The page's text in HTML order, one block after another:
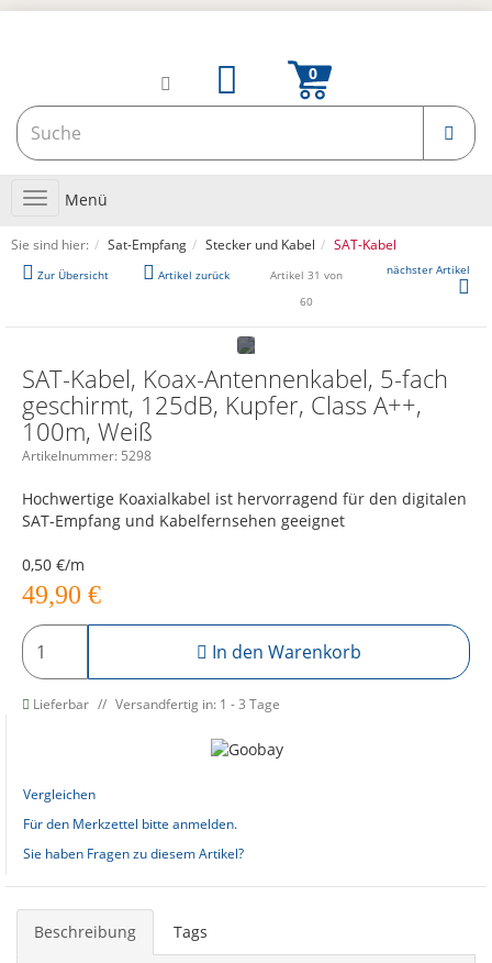
Toggle
navigation
Menü
Sie sind hier: Sat-Empfang Stecker und Kabel SAT-Kabel
Zur Übersicht Artikel zurück
Artikel 31 von
60
nächster Artikel
SAT-Kabel, Koax-Antennenkabel, 5-fach
geschirmt, 125dB, Kupfer, Class A++,
100m, Weiß
Artikelnummer: 5298
Hochwertige Koaxialkabel ist hervorragend für den digitalen
SAT-Empfang und Kabelfernsehen geeignet
0,50 €/m
49,90 €
In den Warenkorb
Lieferbar Versandfertig in: 1 - 3 Tage
Vergleichen
Für den Merkzettel bitte anmelden.
Sie haben Fragen zu diesem Artikel?
Beschreibung Tags